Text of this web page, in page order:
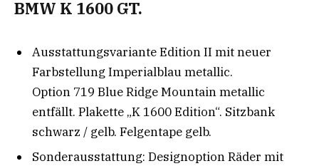
BMW K 1600 GT.
Ausstattungsvariante Edition II mit neuer
Farbstellung Imperialblau metallic.
Option 719 Blue Ridge Mountain metallic
entfällt. Plakette „K 1600 Edition“. Sitzbank
schwarz / gelb. Felgentape gelb.
Sonderausstattung: Designoption Räder mit